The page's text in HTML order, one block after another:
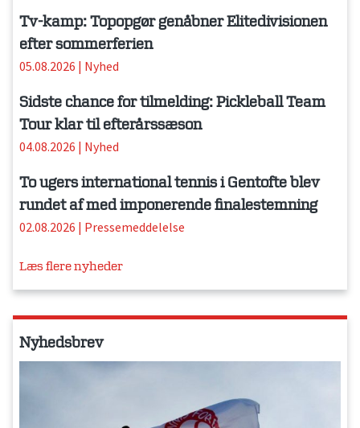
Tv-kamp: Topopgør genåbner Elitedivisionen
efter sommerferien
05.08.2026 | Nyhed
Sidste chance for tilmelding: Pickleball Team
Tour klar til efterårssæson
04.08.2026 | Nyhed
To ugers international tennis i Gentofte blev
rundet af med imponerende finalestemning
02.08.2026 | Pressemeddelelse
Læs flere nyheder
Nyhedsbrev